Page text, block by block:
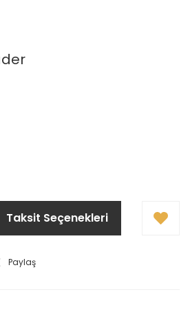
Taksit Seçenekleri
Paylaş